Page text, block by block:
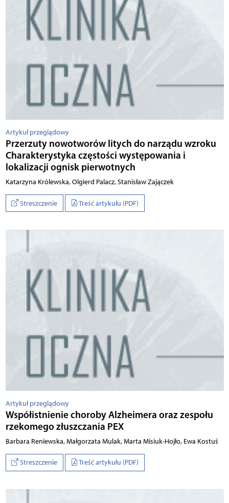
Artykuł przeglądowy
Przerzuty nowotworów litych do narządu wzroku
Charakterystyka częstości występowania i
lokalizacji ognisk pierwotnych
Ka­ta­rzy­na Kró­lew­ska, Ol­gierd Pa­la­cz, Sta­ni­sław Za­ją­cze­k
Streszczenie Treść artykułu (PDF)
Artykuł przeglądowy
Współistnienie choroby Alzheimera oraz zespołu
rzekomego złuszczania PEX
Bar­ba­ra Re­niew­ska, Mał­go­rza­ta Mu­lak, Mar­ta Mi­siu­k-Ho­jło, Ewa Ko­stuś
Streszczenie Treść artykułu (PDF)